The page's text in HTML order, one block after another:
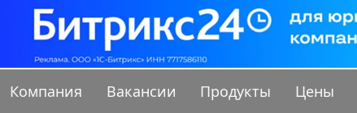
Компания Вакансии Продукты Цены